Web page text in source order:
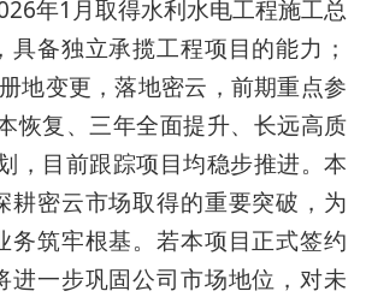
年1月取得水利水电工程施工总
具备独立承揽工程项目的能力；
地变更，落地密云，前期重点参
恢复、三年全面提升、长远高质
，目前跟踪项目均稳步推进。本
耕密云市场取得的重要突破，为
务筑牢根基。若本项目正式签约
进一步巩固公司市场地位，对未